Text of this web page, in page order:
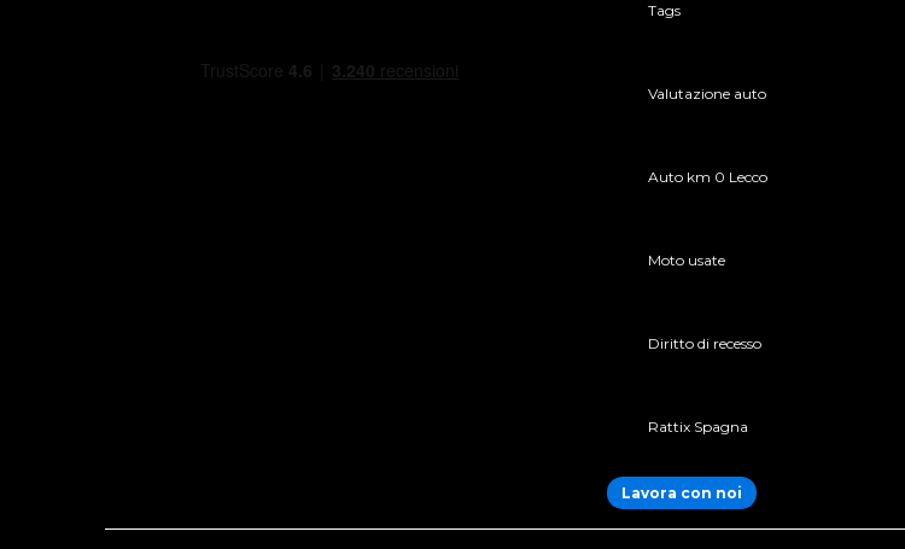
Tags
Valutazione auto
Auto km 0 Lecco
Moto usate
Diritto di recesso
Rattix Spagna
Lavora con noi